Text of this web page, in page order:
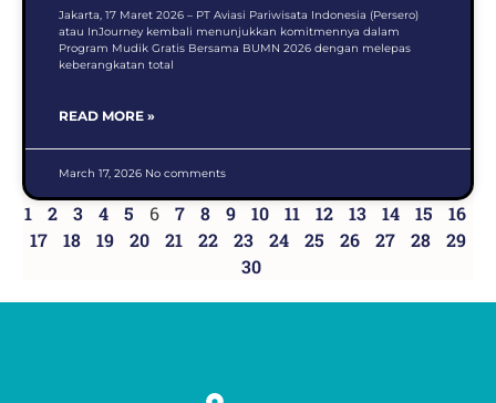
Jakarta, 17 Maret 2026 – PT Aviasi Pariwisata Indonesia (Persero)
atau InJourney kembali menunjukkan komitmennya dalam
Program Mudik Gratis Bersama BUMN 2026 dengan melepas
keberangkatan total
READ MORE »
March 17, 2026 No comments
1 2 3 4 5 6 7 8 9 10 11 12 13 14 15
16
17
18 19 20 21 22 23 24 25 26 27 28
29
30